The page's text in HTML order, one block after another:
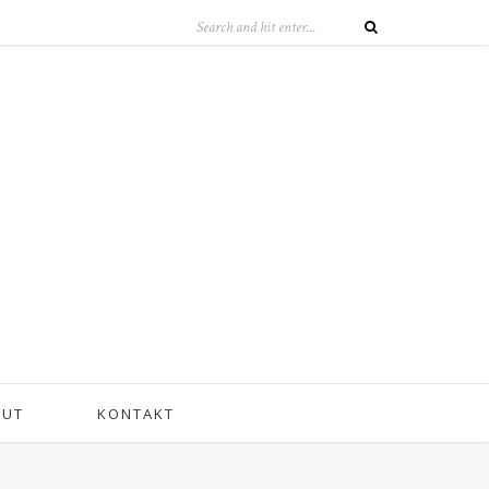
KONTAKT